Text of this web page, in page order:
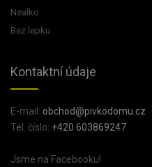
Nealko
Bez lepku
Kontaktní údaje
E-mail: obchod@pivkodomu.cz
Tel. číslo: +420 603869247
Jsme na Facebooku!